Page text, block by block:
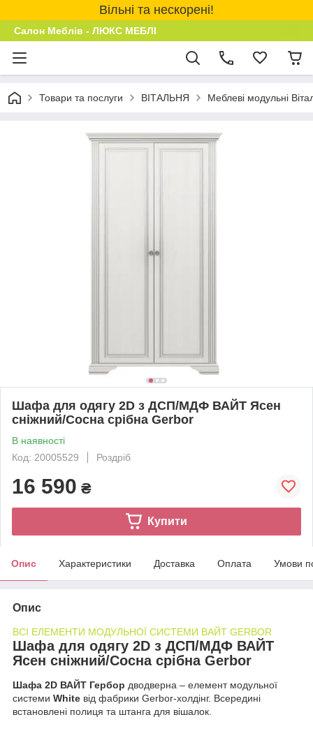
Вільні та нескорені!
Салон Меблів - ЛЮКС МЕБЛІ
Товари та послуги ВІТАЛЬНЯ Меблеві модульні
Шафа для одягу 2D з ДСП/МДФ ВАЙТ Ясен
сніжний/Сосна срібна Gerbor
В наявності
Код: 20005529
Роздріб
16 590 ₴
Купити
Опис Характеристики Доставка Оплата Умови
Опис
ВСI ЕЛЕМЕНТИ МОДУЛЬНОЇ СИСТЕМИ ВАЙТ GERBOR
Шафа для одягу 2D з ДСП/МДФ ВАЙТ
Ясен сніжний/Сосна срібна Gerbor
Шафа 2D ВАЙТ Гербор дводверна – елемент модульної
системи White від фабрики Gerbor-холдiнг. Всередині
встановленi полиця та штанга для вішалок.